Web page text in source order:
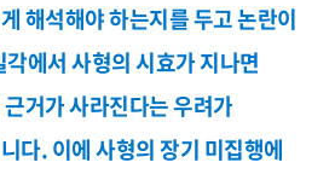
해석해야 하는지를 두고 논란이
에서 사형의 시효가 지나면
거가 사라진다는 우려가
다.이에 사형의 장기 미집행에